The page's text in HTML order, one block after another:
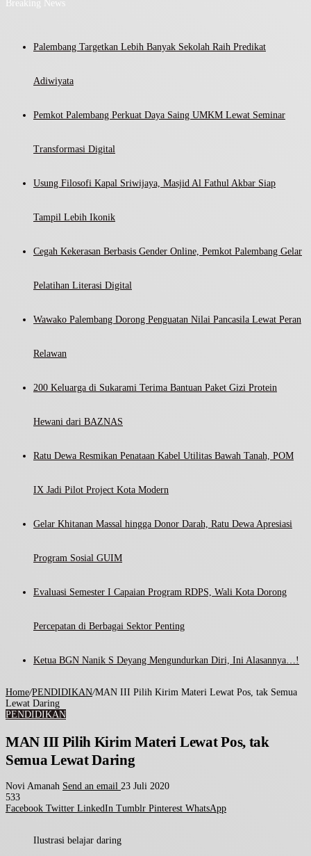
Breaking News
Palembang Targetkan Lebih Banyak Sekolah Raih Predikat
Adiwiyata
Pemkot Palembang Perkuat Daya Saing UMKM Lewat Seminar
Transformasi Digital
Usung Filosofi Kapal Sriwijaya, Masjid Al Fathul Akbar Siap
Tampil Lebih Ikonik
Cegah Kekerasan Berbasis Gender Online, Pemkot Palembang Gelar
Pelatihan Literasi Digital
Wawako Palembang Dorong Penguatan Nilai Pancasila Lewat Peran
Relawan
200 Keluarga di Sukarami Terima Bantuan Paket Gizi Protein
Hewani dari BAZNAS
Ratu Dewa Resmikan Penataan Kabel Utilitas Bawah Tanah, POM
IX Jadi Pilot Project Kota Modern
Gelar Khitanan Massal hingga Donor Darah, Ratu Dewa Apresiasi
Program Sosial GUIM
Evaluasi Semester I Capaian Program RDPS, Wali Kota Dorong
Percepatan di Berbagai Sektor Penting
Ketua BGN Nanik S Deyang Mengundurkan Diri, Ini Alasannya…!
Home/PENDIDIKAN/MAN III Pilih Kirim Materi Lewat Pos, tak Semua
Lewat Daring
PENDIDIKAN
MAN III Pilih Kirim Materi Lewat Pos, tak
Semua Lewat Daring
Novi Amanah Send an email 23 Juli 2020
533
Facebook Twitter LinkedIn Tumblr Pinterest WhatsApp
Ilustrasi belajar daring